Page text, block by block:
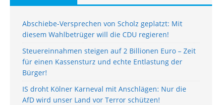
Abschiebe-Versprechen von Scholz geplatzt: Mit
diesem Wahlbetrüger will die CDU regieren!
Steuereinnahmen steigen auf 2 Billionen Euro – Zeit
für einen Kassensturz und echte Entlastung der
Bürger!
IS droht Kölner Karneval mit Anschlägen: Nur die
AfD wird unser Land vor Terror schützen!